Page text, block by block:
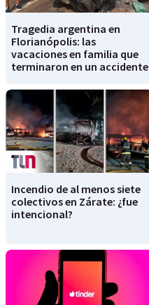
Tragedia argentina en
Florianópolis: las
vacaciones en familia que
terminaron en un accidente
Incendio de al menos siete
colectivos en Zárate: ¿fue
intencional?